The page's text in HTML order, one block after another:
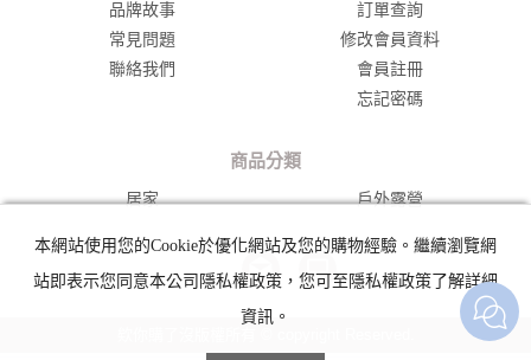
品牌故事
常見問題
聯絡我們
訂單查詢
修改會員資料
會員註冊
忘記密碼
商品分類
居家 戶外露營
__>
本網站使用您的Cookie於優化網站及您的購物經驗。繼續瀏覽網
站即表示您同意本公司隱私權政策，您可至隱私權政策了解詳細
資訊。